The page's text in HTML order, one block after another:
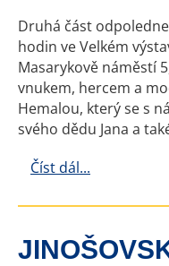
Druhá část
hodin ve Velkém
Masarykově náměstí
vnukem, hercem a
Hemalou, který se s
svého dědu Jana a
Číst dál...